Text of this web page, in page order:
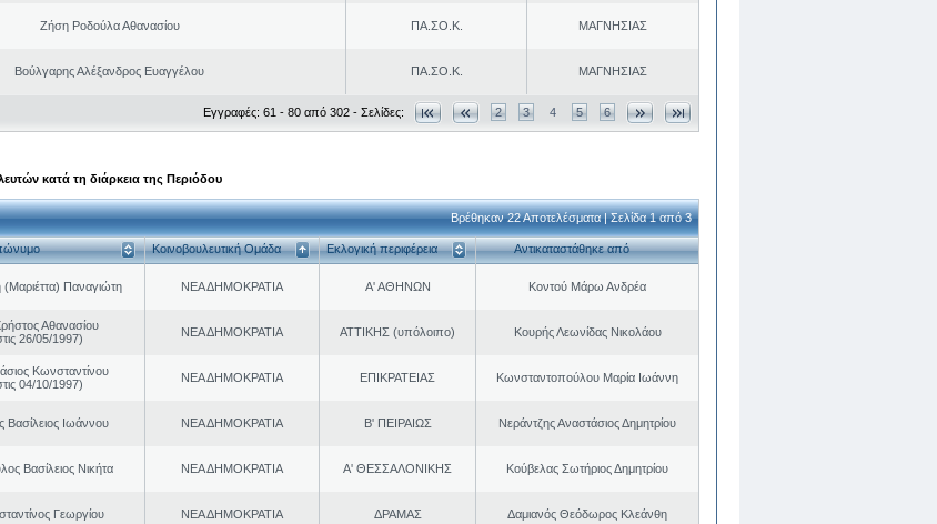
Ζήση Ροδούλα Αθανασίου ΠΑ.ΣΟ.Κ. ΜΑΓΝΗΣΙΑΣ
Βούλγαρης Αλέξανδρος Ευαγγέλου ΠΑ.ΣΟ.Κ. ΜΑΓΝΗΣΙΑΣ
Εγγραφές: 61 - 80 από 302 - Σελίδες: 2 3 4 5 6
κατά τη διάρκεια της Περιόδου
Βρέθηκαν 22 Αποτελέσματα | Σελίδα 1 από 3
Κοινοβουλευτική Ομάδα Εκλογική περιφέρεια Αντικαταστάθηκε από
(Μαριέττα) Παναγιώτη ΝΕΑ ΔΗΜΟΚΡΑΤΙΑ Α' ΑΘΗΝΩΝ Κοντού Μάρω Ανδρέα
Αθανασίου
26/05/1997)
ΝΕΑ ΔΗΜΟΚΡΑΤΙΑ ΑΤΤΙΚΗΣ (υπόλοιπο) Κουρής Λεωνίδας Νικολάου
Κωνσταντίνου
04/10/1997)
ΝΕΑ ΔΗΜΟΚΡΑΤΙΑ ΕΠΙΚΡΑΤΕΙΑΣ Κωνσταντοπούλου Μαρία Ιωάννη
Ιωάννου ΝΕΑ ΔΗΜΟΚΡΑΤΙΑ Β' ΠΕΙΡΑΙΩΣ Νεράντζης Αναστάσιος Δημητρίου
Βασίλειος Νικήτα ΝΕΑ ΔΗΜΟΚΡΑΤΙΑ Α' ΘΕΣΣΑΛΟΝΙΚΗΣ Κούβελας Σωτήριος Δημητρίου
Γεωργίου ΝΕΑ ΔΗΜΟΚΡΑΤΙΑ ΔΡΑΜΑΣ Δαμιανός Θεόδωρος Κλεάνθη